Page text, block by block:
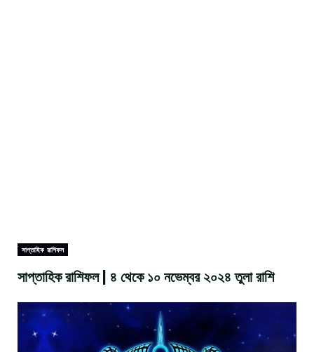
সাপ্তাহিক রাশিফল
সাপ্তাহিক রাশিফল | ৪ থেকে ১০ নভেম্বর ২০২৪ তুলা রাশি